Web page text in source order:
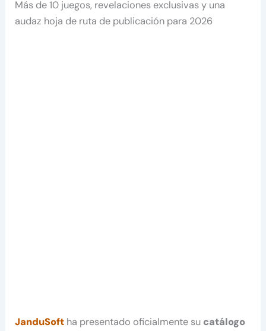
Más de 10 juegos, revelaciones exclusivas y una
audaz hoja de ruta de publicación para 2026
JanduSoft ha presentado oficialmente su catálogo